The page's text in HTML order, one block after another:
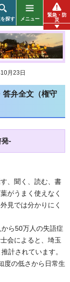
探す メニュー
緊急・防
災
月23日
答弁全文（権守
発-
、聞く、読む、書
がうまく使えなく
見では分かりにく
ら50万人の失語症
会によると、埼玉
計されています。
度の低さから日常生